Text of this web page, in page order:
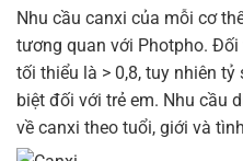
Nhu cầu canxi của mỗi cơ
tương quan với Photpho.
tối thiểu là > 0,8, tuy nhiên
biệt đối với trẻ em. Nhu cầu
về canxi theo tuổi, giới và